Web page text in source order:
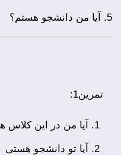
5. آیا من دانشجو هستم؟
تمرین1:
آیا من در این کلاس
آیا تو دانشجو هستی